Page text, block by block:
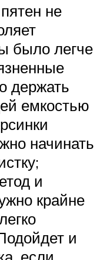
не
было легче
держать
емкостью
начинать
и
крайне
и